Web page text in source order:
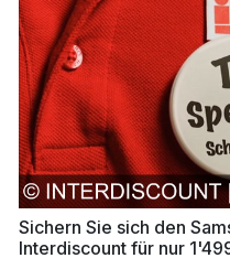
Sichern Sie sich den
Interdiscount für nur